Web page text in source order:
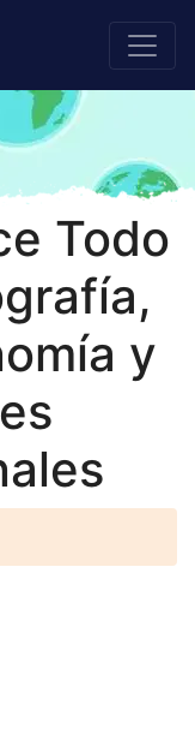
Todo
y